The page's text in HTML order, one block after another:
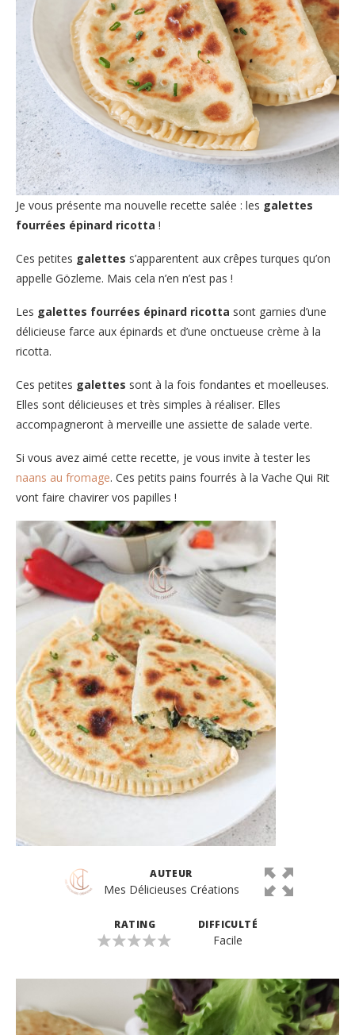
Je vous présente ma nouvelle recette salée : les galettes
fourrées épinard ricotta !
Ces petites galettes s’apparentent aux crêpes turques qu’on
appelle Gözleme. Mais cela n’en n’est pas !
Les galettes fourrées épinard ricotta sont garnies d’une
délicieuse farce aux épinards et d’une onctueuse crème à la
ricotta.
Ces petites galettes sont à la fois fondantes et moelleuses.
Elles sont délicieuses et très simples à réaliser. Elles
accompagneront à merveille une assiette de salade verte.
Si vous avez aimé cette recette, je vous invite à tester les
naans au fromage. Ces petits pains fourrés à la Vache Qui Rit
vont faire chavirer vos papilles !
AUTEUR
Mes Délicieuses Créations
RATING DIFFICULTÉ
Facile